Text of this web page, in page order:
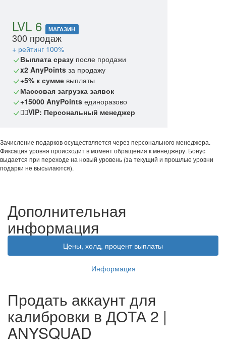
LVL 6 МАГАЗИН
300 продаж
+ рейтинг 100%
Выплата сразу после продажи
x2 AnyPoints за продажу
+5% к сумме выплаты
Массовая загрузка заявок
+15000 AnyPoints единоразово
🙎‍♂️VIP: Персональный менеджер
Зачисление подарков осуществляется через персонального менеджера.
Фиксация уровня происходит в момент обращения к менеджеру. Бонус
выдается при переходе на новый уровень (за текущий и прошлые уровни
подарки не высылаются).
Дополнительная
информация
Цены, холд, процент выплаты
Информация
Продать аккаунт для
калибровки в ДОТА 2 |
ANYSQUAD